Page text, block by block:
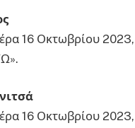
16 Οκτωβρίου
16 Οκτωβρίου